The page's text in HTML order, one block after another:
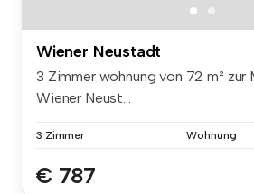
Wiener Neustadt
3 Zimmer wohnung von 72 m²
Wiener Neust...
3 Zimmer Wohnung
€ 787